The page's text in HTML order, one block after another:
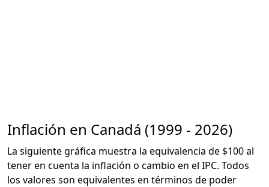
Inflación en Canadá (1999 - 2026)
La siguiente gráfica muestra la equivalencia de $100 al
tener en cuenta la inflación o cambio en el IPC. Todos
los valores son equivalentes en términos de poder